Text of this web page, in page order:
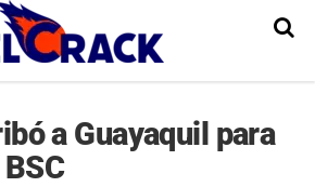
a Guayaquil para